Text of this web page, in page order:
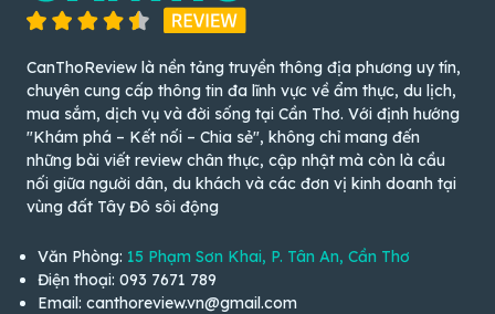
CanThoReview là nền tảng truyền thông địa phương uy tín,
chuyên cung cấp thông tin đa lĩnh vực về ẩm thực, du lịch,
mua sắm, dịch vụ và đời sống tại Cần Thơ. Với định hướng
"Khám phá – Kết nối – Chia sẻ", không chỉ mang đến
những bài viết review chân thực, cập nhật mà còn là cầu
nối giữa người dân, du khách và các đơn vị kinh doanh tại
vùng đất Tây Đô sôi động
Văn Phòng: 15 Phạm Sơn Khai, P. Tân An, Cần Thơ
Điện thoại: 093 7671 789
Email: canthoreview.vn@gmail.com